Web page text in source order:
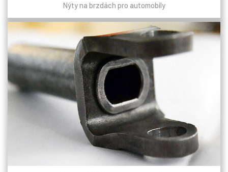
Nýty na brzdách pro automobily